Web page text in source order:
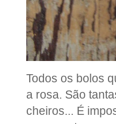
Todos os bolos
a rosa. São
cheiros... É